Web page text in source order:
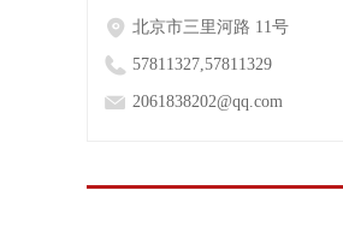
北京市三里河路 11号
57811327,57811329
2061838202@qq.com